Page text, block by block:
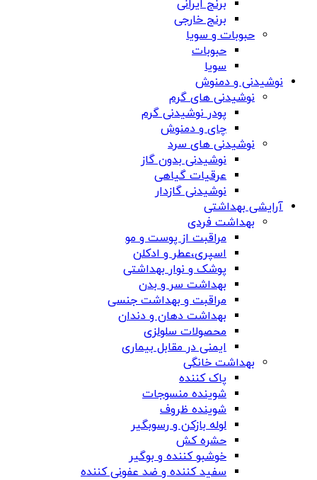
برنج ایرانی
برنج خارجی
حبوبات و سویا
حبوبات
سویا
نوشیدنی و دمنوش
نوشیدنی های گرم
پودر نوشیدنی گرم
چای و دمنوش
نوشیدنی های سرد
نوشیدنی بدون گاز
عرقیات گیاهی
نوشیدنی گازدار
آرایشی بهداشتی
بهداشت فردی
مراقبت از پوست و مو
اسپری،عطر و ادکلن
پوشک و نوار بهداشتی
بهداشت سر و بدن
مراقبت و بهداشت جنسی
بهداشت دهان و دندان
محصولات سلولزی
ایمنی در مقابل بیماری
بهداشت خانگی
پاک کننده
شوینده منسوجات
شوینده ظروف
لوله بازکن و رسوبگیر
حشره کش
خوشبو کننده و بوگیر
سفید کننده و ضد عفونی کننده